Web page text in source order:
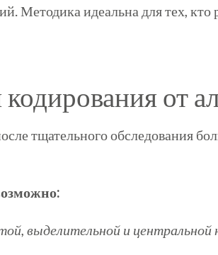
Методика идеальна для тех, кто
от
тщательного обследования
, выделительной и